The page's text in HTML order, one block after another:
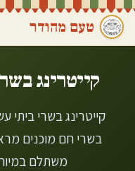
טעם מהודר
קייטרינג
קייטרינג בשרי ביתי
בשרי חם מוכנים
משתלם